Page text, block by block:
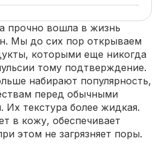
прочно вошла в жизнь
Мы до сих пор открываем
которыми еще никогда
тому подтверждение.
набирают популярность,
перед обычными
текстура более жидкая.
в кожу, обеспечивает
этом не загрязняет поры.